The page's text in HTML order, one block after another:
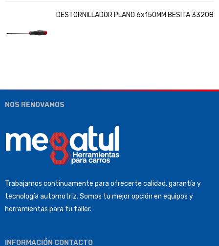
DESTORNILLADOR PLANO 6x150MM BESITA 33208
NOS RENOVAMOS
Trabajamos continuamente para ofrecerte calidad, garantía y
tecnología automotriz. Somos tu mejor opción en equipos y
herramientas para tu taller.
INFORMACIÓN CONTACTO